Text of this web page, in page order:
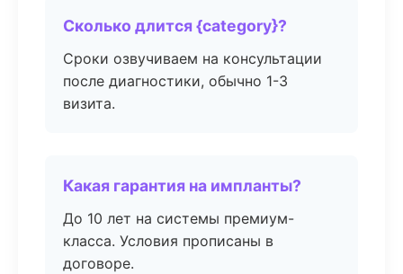
Сколько длится {category}?
Сроки озвучиваем на консультации
после диагностики, обычно 1-3
визита.
Какая гарантия на импланты?
До 10 лет на системы премиум-
класса. Условия прописаны в
договоре.